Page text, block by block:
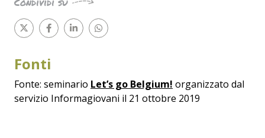
Fonti
Fonte: seminario Let’s go Belgium! organizzato dal
servizio Informagiovani il 21 ottobre 2019